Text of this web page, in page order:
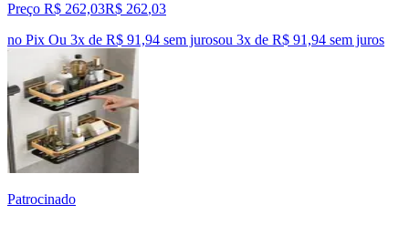
Preço R$ 262,03R$ 262,03
no Pix Ou 3x de R$ 91,94 sem jurosou 3x de R$ 91,94 sem juros
Patrocinado